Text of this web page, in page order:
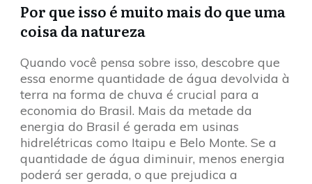
Por que isso é muito mais do que uma
coisa da natureza
Quando você pensa sobre isso, descobre que
essa enorme quantidade de água devolvida à
terra na forma de chuva é crucial para a
economia do Brasil. Mais da metade da
energia do Brasil é gerada em usinas
hidrelétricas como Itaipu e Belo Monte. Se a
quantidade de água diminuir, menos energia
poderá ser gerada, o que prejudica a